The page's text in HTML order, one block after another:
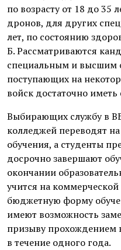
по возрасту от 18 до 35
дронов, для других
лет, по состоянию
Б. Рассматриваются
специальным и высшим
поступающих на
войск достаточно
Выбирающих службу в
колледжей переводят
обучения, а студенты
досрочно завершают
окончании
учится на
бюджетную форму
имеют возможность
призыву прохождением
в течение одного года.